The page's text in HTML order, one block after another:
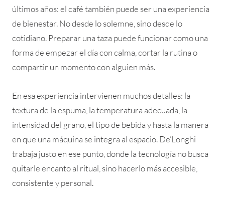
últimos años: el café también puede ser una experiencia
de bienestar. No desde lo solemne, sino desde lo
cotidiano. Preparar una taza puede funcionar como una
forma de empezar el día con calma, cortar la rutina o
compartir un momento con alguien más.
En esa experiencia intervienen muchos detalles: la
textura de la espuma, la temperatura adecuada, la
intensidad del grano, el tipo de bebida y hasta la manera
en que una máquina se integra al espacio. De’Longhi
trabaja justo en ese punto, donde la tecnología no busca
quitarle encanto al ritual, sino hacerlo más accesible,
consistente y personal.